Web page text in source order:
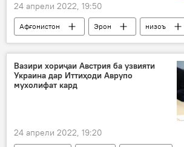
24 апрели 2022, 19:50
Афғонистон Эрон
низоъ
марз
баҳси марзӣ
Вазири хориҷаи Австрия ба узвияти
Украина дар Иттиҳоди Аврупо
мухолифат кард
24 апрели 2022, 19:20